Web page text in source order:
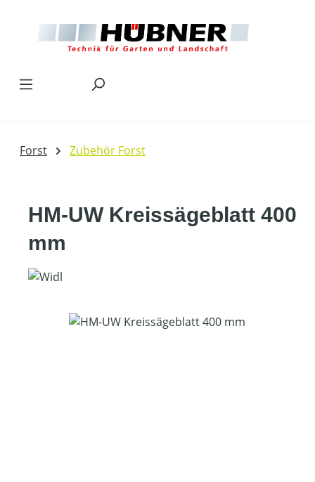
Forst Zubehör Forst
HM-UW Kreissägeblatt 400
mm
Bildergalerie überspringen